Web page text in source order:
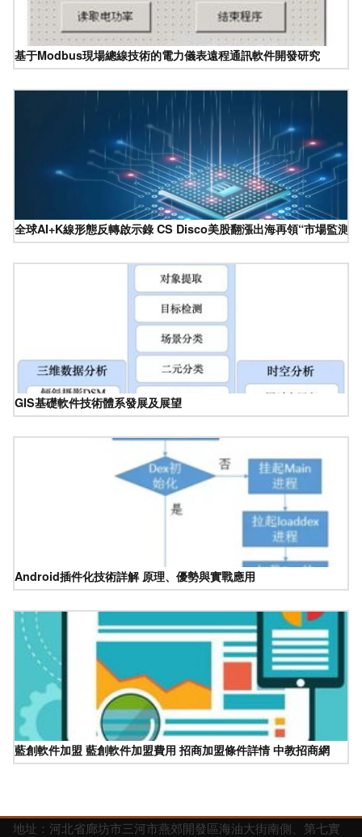
基于Modbus現場總線技術的電力儀表遠程通訊軟件開發研究
全球AI+K線形態反轉啟示錄 CS Disco美股翻漲出海再領“市場監測
GIS基礎軟件技術體系發展及展望
Android插件化技術詳解 原理、優勢與實戰應用
藍創軟件加盟 藍創軟件加盟費用 招商加盟條件詳情 中教招商網
地址：河北省廊坊市三河市燕郊開發區海油大街南側、第七實